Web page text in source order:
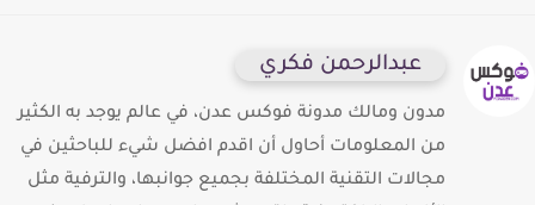
عبدالرحمن فكري
مدون ومالك مدونة فوكس عدن، في عالم يوجد به الكثير
من المعلومات أحاول أن اقدم افضل شيء للباحثين في
مجالات التقنية المختلفة بجميع جوانبها، والترفية مثل